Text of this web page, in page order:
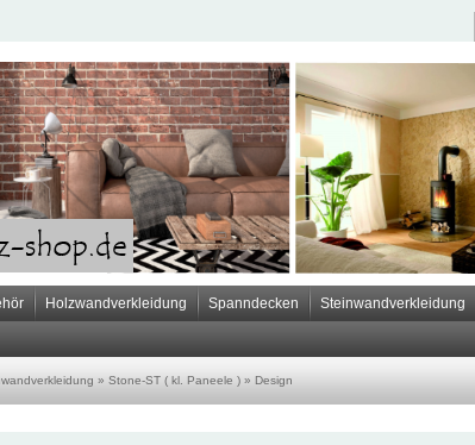
Holzwandverkleidung Spanndecken Steinwandverkleidung
» Stone-ST ( kl. Paneele ) » Design